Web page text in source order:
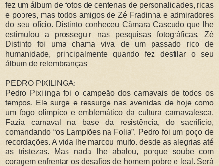
fez um álbum de fotos de centenas de personalidades, ricas
e pobres, mas todos amigos de Zé Fradinha e admiradores
do seu ofício. Distinto conheceu Câmara Cascudo que lhe
estimulou a prosseguir nas pesquisas fotográficas. Zé
Distinto foi uma chama viva de um passado rico de
humanidade, principalmente quando fez desfilar o seu
álbum de relembranças.
PEDRO PIXILINGA:
Pedro Pixilinga foi o campeão dos carnavais de todos os
tempos. Ele surge e ressurge nas avenidas de hoje como
um fogo olímpico e emblemático da cultura carnavalesca.
Fazia carnaval na base da resistência, do sacrifício,
comandando “os Lampiões na Folia”. Pedro foi um poço de
recordações. A vida lhe marcou muito, desde as alegrias até
as tristezas. Mas nada lhe abalou, porque soube com
coragem enfrentar os desafios de homem pobre e leal. Será